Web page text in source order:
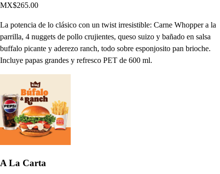
MX$265.00
La potencia de lo clásico con un twist irresistible: Carne Whopper a la
parrilla, 4 nuggets de pollo crujientes, queso suizo y bañado en salsa
buffalo picante y aderezo ranch, todo sobre esponjosito pan brioche.
Incluye papas grandes y refresco PET de 600 ml.
A La Carta